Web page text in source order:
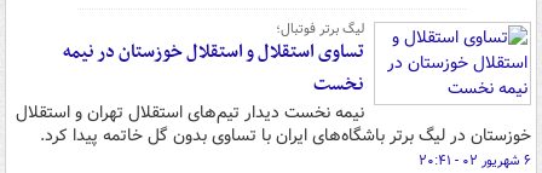
لیگ برتر فوتبال؛
تساوی استقلال و استقلال خوزستان در نیمه
نخست
نیمه نخست دیدار تیم‌های استقلال تهران و استقلال
خوزستان در لیگ برتر باشگاه‌های ایران با تساوی بدون گل خاتمه پیدا کرد.
۶ شهریور ۰۲ - ۲۰:۴۱